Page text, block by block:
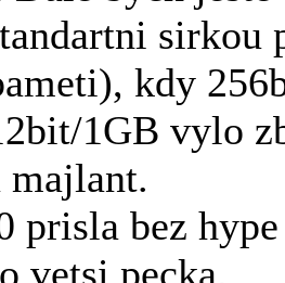
sirkou
kdy
1GB vylo
majlant.
prisla bez
vetsi pecka.